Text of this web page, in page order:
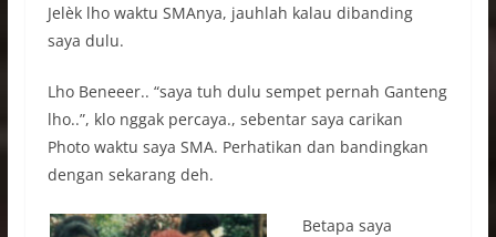
Jelèk lho waktu SMAnya, jauhlah kalau dibanding
saya dulu.
Lho Beneeer.. “saya tuh dulu sempet pernah Ganteng
lho..”, klo nggak percaya., sebentar saya carikan
Photo waktu saya SMA. Perhatikan dan bandingkan
dengan sekarang deh.
Betapa saya